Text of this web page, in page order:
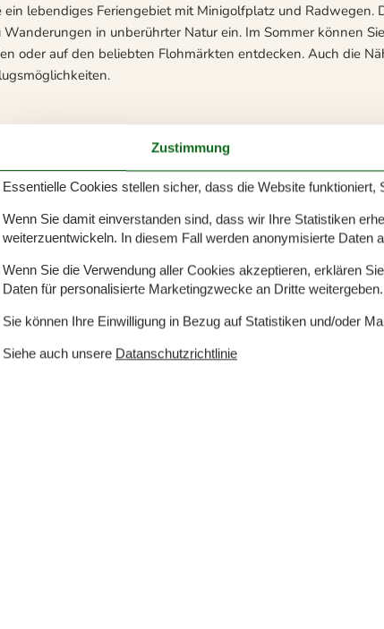
lebendiges Feriengebiet mit Minigolfplatz und Radwegen.
in unberührter Natur ein. Im Sommer können
oder auf den beliebten Flohmärkten entdecken. Auch die
Wasser, Dusche
Zustimmung
Essentielle Cookies stellen sicher, dass die Website funktioniert,
Wenn Sie damit einverstanden sind, dass wir Ihre Statistiken
weiterzuentwickeln. In diesem Fall werden anonymisierte Daten
Wenn Sie die Verwendung aller Cookies akzeptieren, erklären
Daten für personalisierte Marketingzwecke an Dritte weitergeben.
Sie können Ihre Einwilligung in Bezug auf Statistiken und/oder
Siehe auch unsere Datanschutzrichtlinie